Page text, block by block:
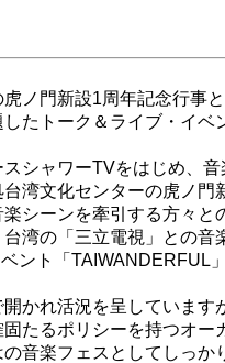
ノ門新設1周年記念行事
たトーク＆ライブ・イ
シャワーTVをはじめ、
湾文化センターの虎ノ門
シーンを牽引する方々
湾の「三立電視」との
ント「
かれ活況を呈していま
たるポリシーを持つオ
音楽フェスとしてしっか